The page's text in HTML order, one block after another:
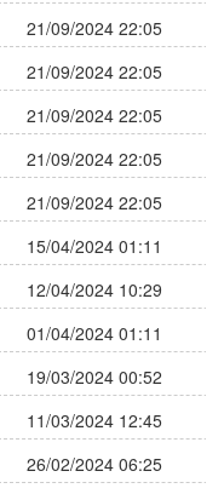
21/09/2024 22:05
21/09/2024 22:05
21/09/2024 22:05
21/09/2024 22:05
21/09/2024 22:05
15/04/2024 01:11
12/04/2024 10:29
01/04/2024 01:11
19/03/2024 00:52
11/03/2024 12:45
26/02/2024 06:25